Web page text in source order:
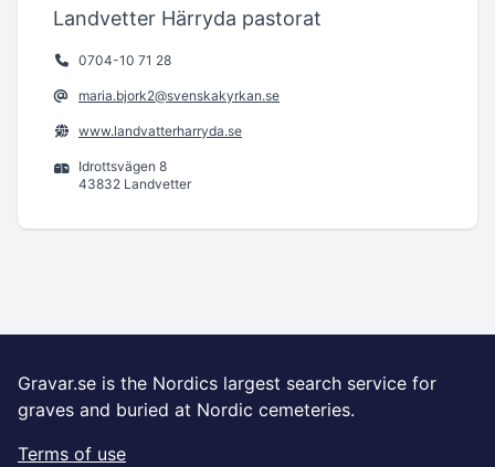
Landvetter Härryda pastorat
0704-10 71 28
maria.bjork2@svenskakyrkan.se
www.landvatterharryda.se
Idrottsvägen 8
43832 Landvetter
Gravar.se is the Nordics largest search service for
graves and buried at Nordic cemeteries.
Terms of use